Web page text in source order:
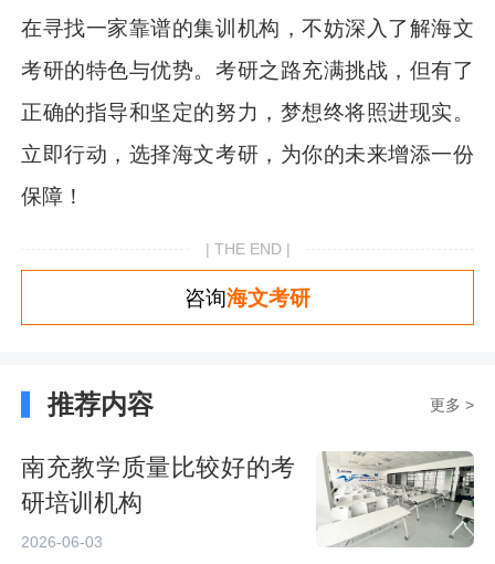
在寻找一家靠谱的集训机构，不妨深入了解海文
考研的特色与优势。考研之路充满挑战，但有了
正确的指导和坚定的努力，梦想终将照进现实。
立即行动，选择海文考研，为你的未来增添一份
保障！
| THE END |
咨询海文考研
推荐内容 更多 >
南充教学质量比较好的考
研培训机构
2026-06-03